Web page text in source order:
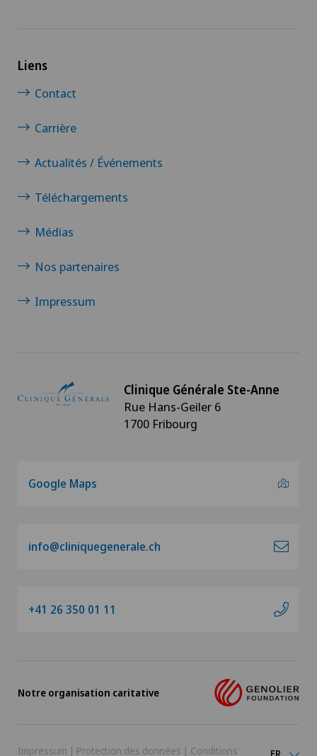
Liens
Contact
Carrière
Actualités / Événements
Téléchargements
Médias
Nos partenaires
Impressum
Clinique Générale Ste-Anne
Rue Hans-Geiler 6
1700 Fribourg
Google Maps
info@cliniquegenerale.ch
+41 26 350 01 11
Notre organisation caritative
Impressum | Protection des données | Conditions